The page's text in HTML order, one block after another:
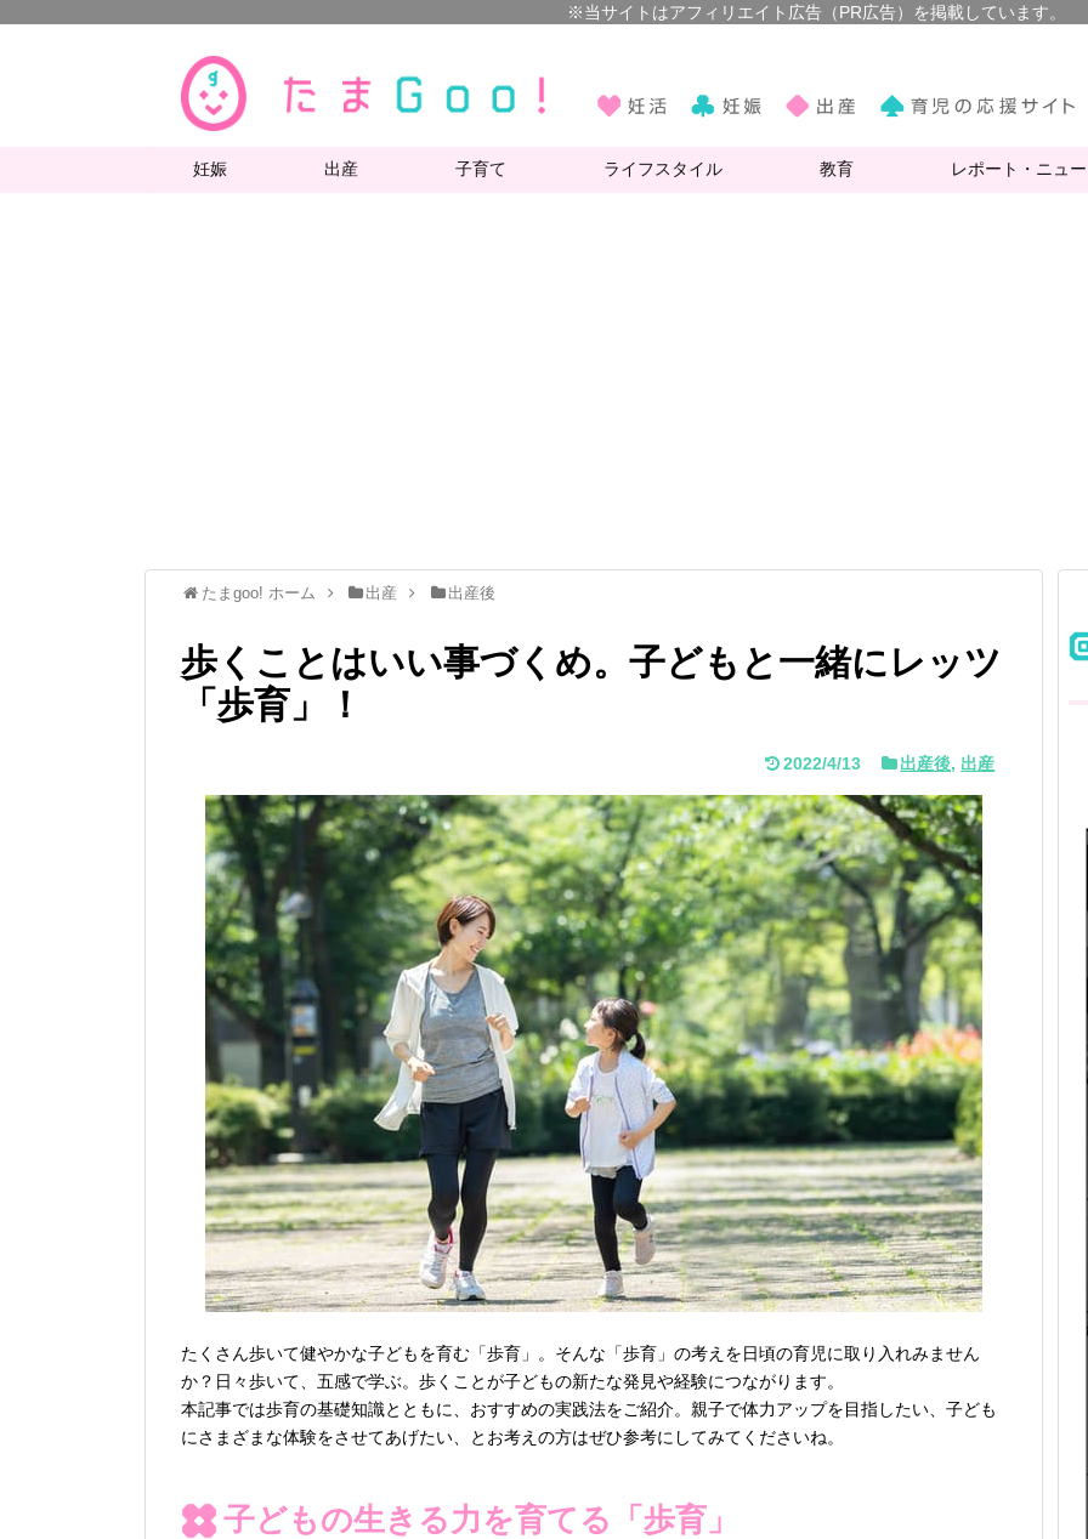
妊娠 出産 子育て ライフスタイル 教育 レポート・ニュ
たまgoo! ホーム 出産 出産後
歩くことはいい事づくめ。子どもと一緒にレッツ
「歩育」！
2022/4/13 出産後, 出産
たくさん歩いて健やかな子どもを育む「歩育」。そんな「歩育」の考えを日頃の育児に取り入れみません
か？日々歩いて、五感で学ぶ。歩くことが子どもの新たな発見や経験につながります。
本記事では歩育の基礎知識とともに、おすすめの実践法をご紹介。親子で体力アップを目指したい、子ども
にさまざまな体験をさせてあげたい、とお考えの方はぜひ参考にしてみてくださいね。
子どもの生きる力を育てる「歩育」